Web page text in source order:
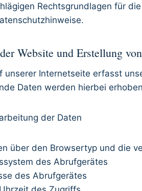
Rechtsgrundlagen für
Website und Erstellung
unserer Internetseite erfasst
Daten werden hierbei
der Daten
über den Browsertyp und die
des Abrufgerätes
des Abrufgerätes